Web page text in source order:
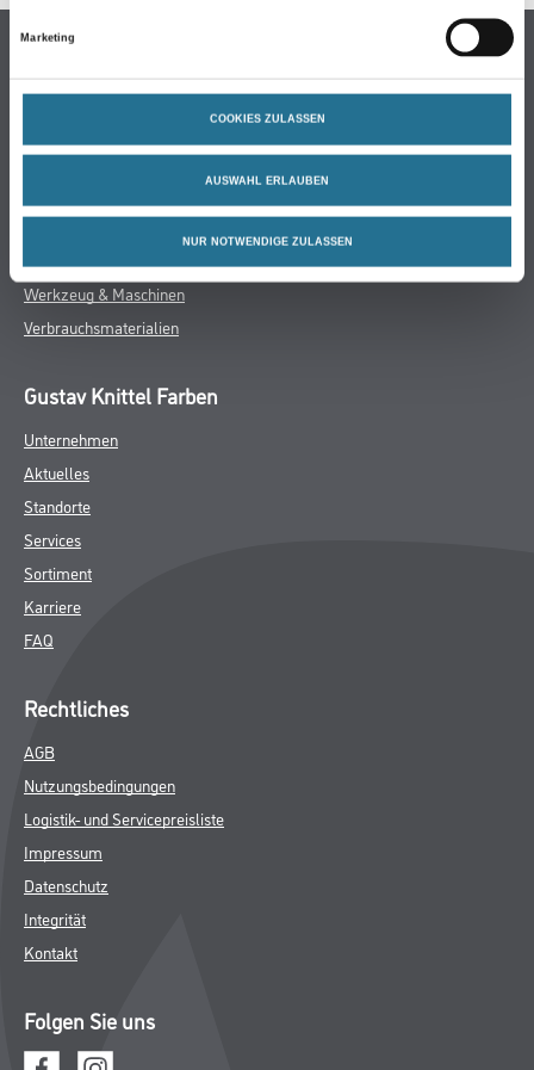
Marketing
COOKIES ZULASSEN
AUSWAHL ERLAUBEN
NUR NOTWENDIGE ZULASSEN
Online-Shop
Farbe
Trockenbau
Putze- und Spachtelmassen
Werkzeug & Maschinen
Verbrauchsmaterialien
Gustav Knittel Farben
Unternehmen
Aktuelles
Standorte
Services
Sortiment
Karriere
FAQ
Rechtliches
AGB
Nutzungsbedingungen
Logistik- und Servicepreisliste
Impressum
Datenschutz
Integrität
Kontakt
Folgen Sie uns